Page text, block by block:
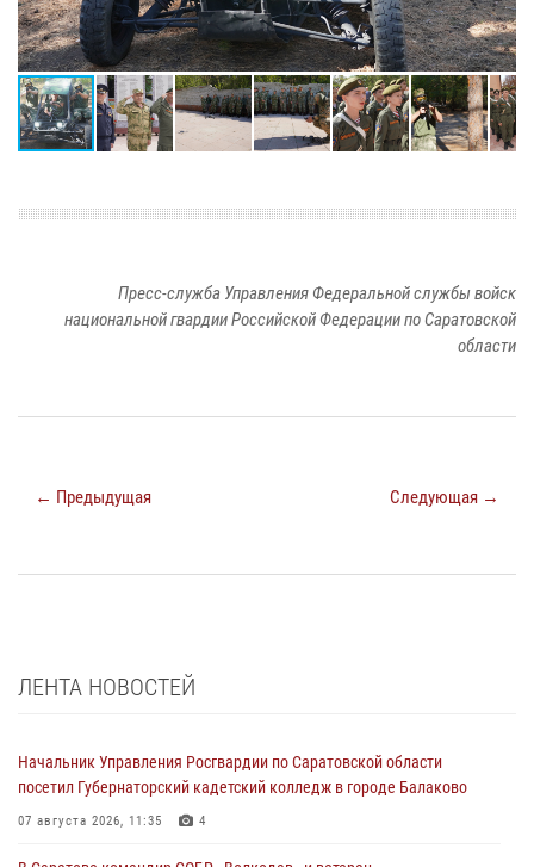
Пресс-служба Управления Федеральной службы войск
национальной гвардии Российской Федерации по Саратовской
области
← Предыдущая Следующая →
ЛЕНТА НОВОСТЕЙ
Начальник Управления Росгвардии по Саратовской области
посетил Губернаторский кадетский колледж в городе Балаково
07 августа 2026, 11:35 4